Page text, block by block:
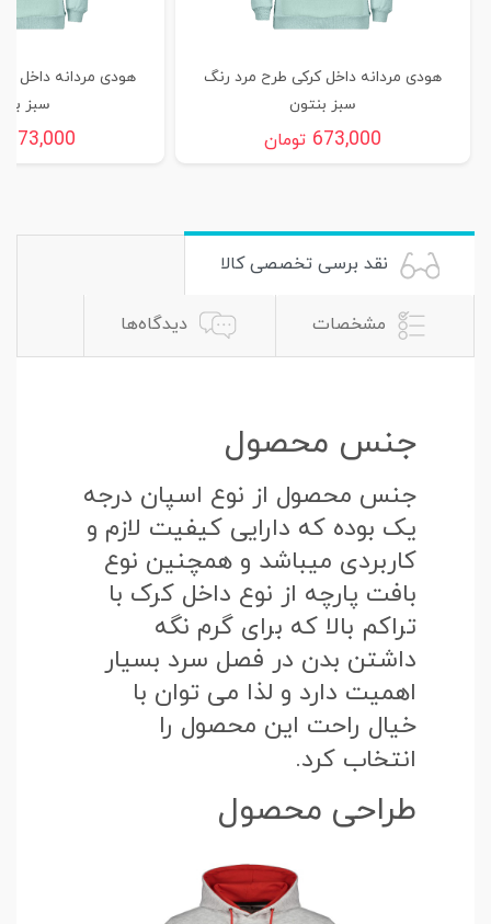
هودی مردانه داخل کرکی طرح مرد رنگ
سبز بنتون
673,000 تومان
هودی مردانه داخل
سبز
673,000
نقد برسی تخصصی کالا
مشخصات دیدگاه‌ها
جنس محصول
جنس محصول از نوع اسپان درجه
یک بوده که دارایی کیفیت لازم و
کاربردی میباشد و همچنین نوع
بافت پارچه از نوع داخل کرک با
تراکم بالا که برای گرم نگه
داشتن بدن در فصل سرد بسیار
اهمیت دارد و لذا می توان با
خیال راحت این محصول را
انتخاب کرد.
طراحی محصول